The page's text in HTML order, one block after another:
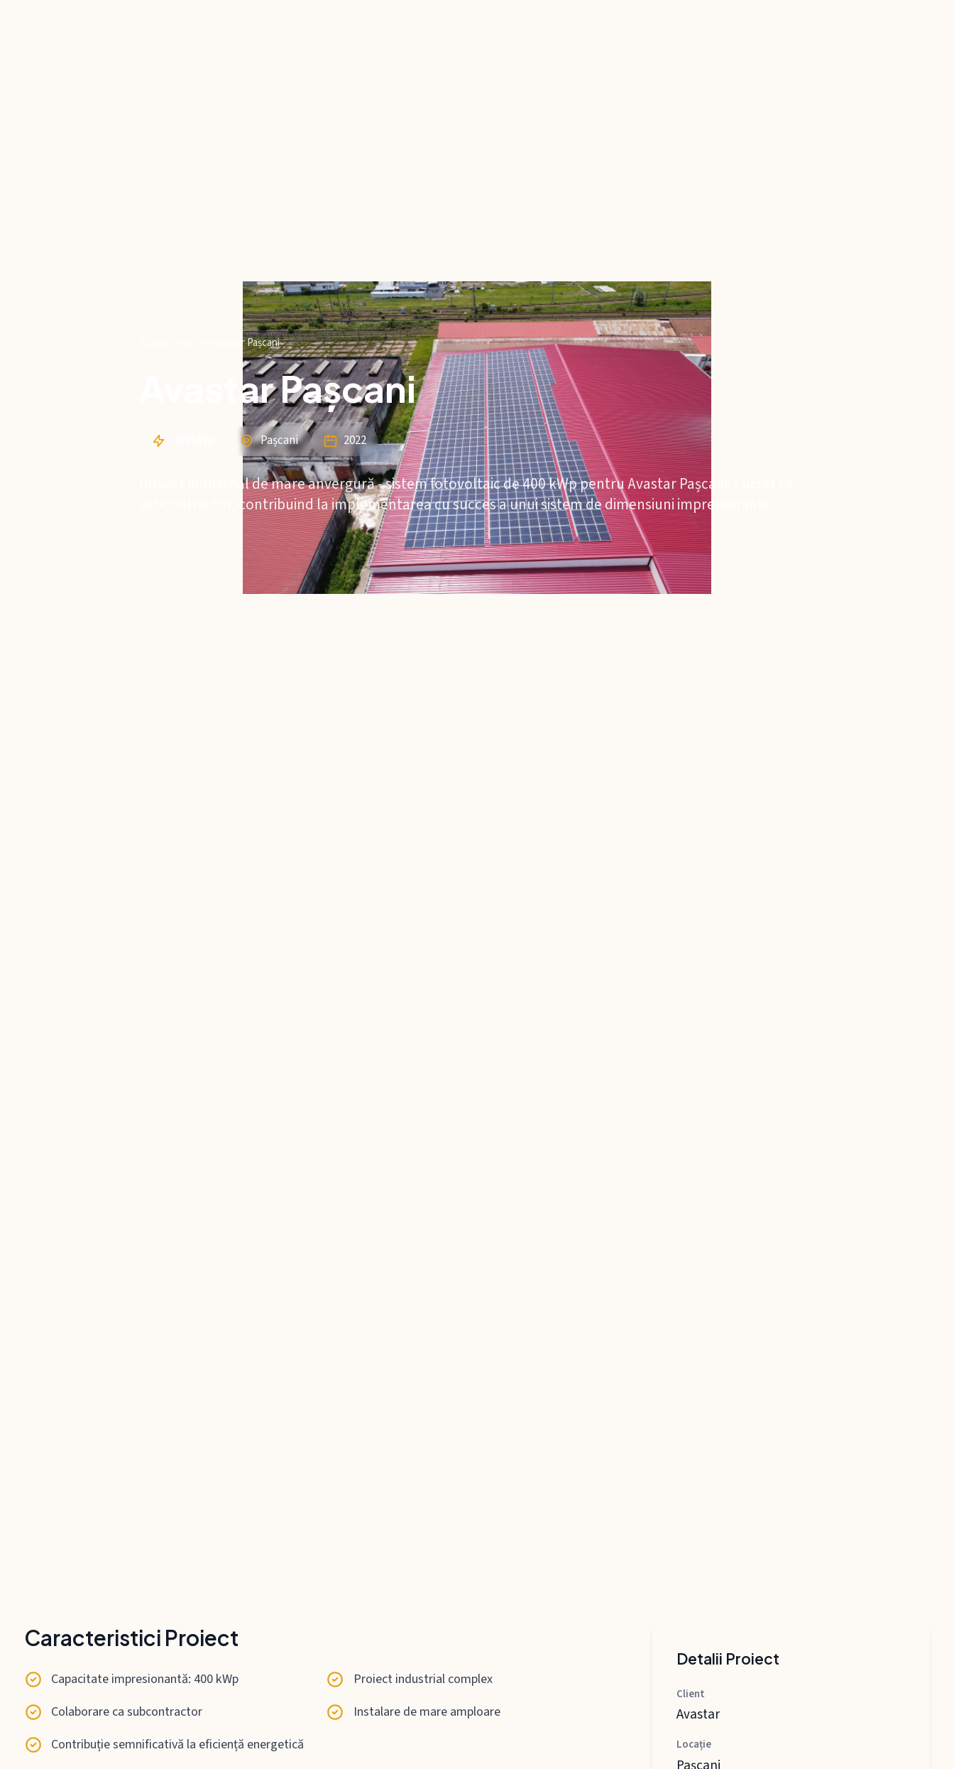
Avastar Pașcani
Avastar Pașcani
Pașcani 2022
Proiect industrial de mare anvergură - sistem fotovoltaic de 400 kWp pentru Avastar Pașcani. Lucrat ca
subcontractor, contribuind la implementarea cu succes a unui sistem de dimensiuni impresionante.
Caracteristici Proiect
Capacitate impresionantă: 400 kWp
Proiect industrial complex
Colaborare ca subcontractor
Instalare de mare amploare
Contribuție semnificativă la eficiență energetică
Detalii Proiect
Client
Avastar
Locație